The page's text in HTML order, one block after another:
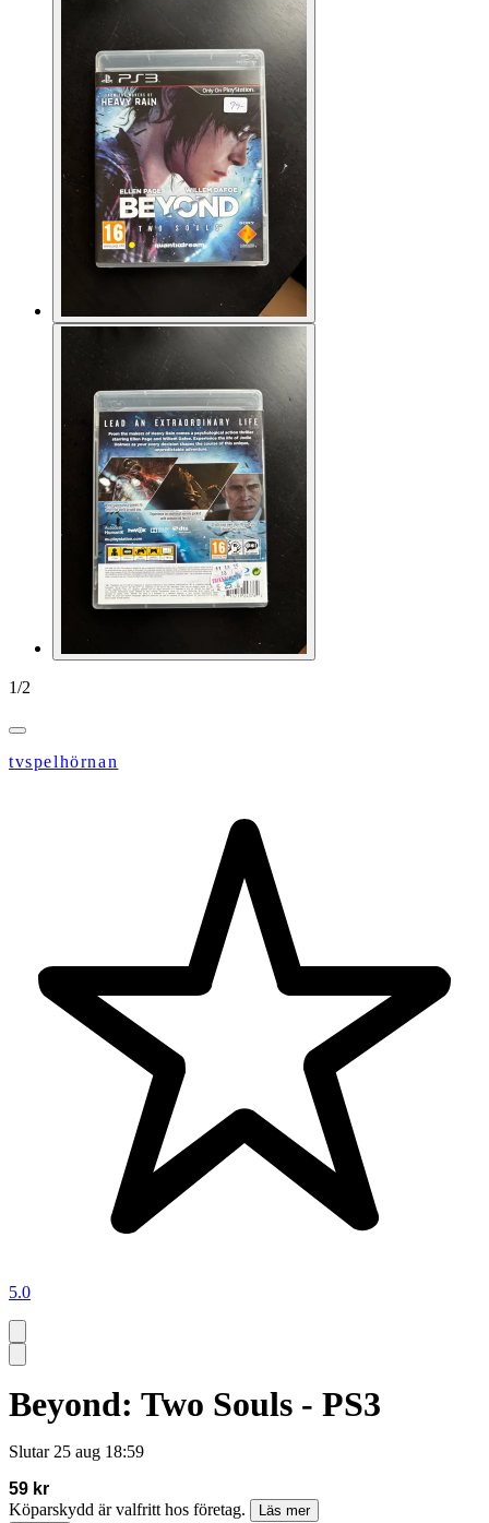
1/2
tvspelhörnan
5.0
Beyond: Two Souls - PS3
Slutar 25 aug 18:59
59 kr
Köparskydd är valfritt hos företag.
Läs mer